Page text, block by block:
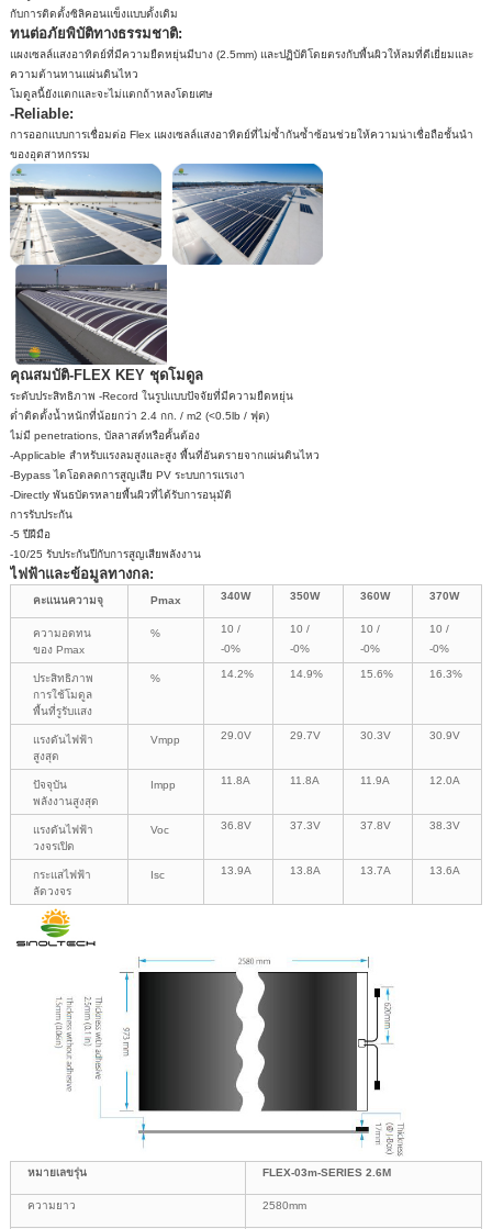
กับการติดตั้งซิลิคอนแข็งแบบดั้งเดิม
ทนต่อภัยพิบัติทางธรรมชาติ:
แผงเซลล์แสงอาทิตย์ที่มีความยืดหยุ่นมีบาง (2.5mm) และปฏิบัติโดยตรงกับพื้นผิวให้ลมที่ดีเยี่ยมและ
ความต้านทานแผ่นดินไหว
โมดูลนี้ยังแตกและจะไม่แตกถ้าหลงโดยเศษ
-Reliable:
การออกแบบการเชื่อมต่อ Flex แผงเซลล์แสงอาทิตย์ที่ไม่ซ้ำกันซ้ำซ้อนช่วยให้ความน่าเชื่อถือชั้นนำ
ของอุตสาหกรรม
คุณสมบัติ-FLEX KEY ชุดโมดูล
ระดับประสิทธิภาพ -Record ในรูปแบบปัจจัยที่มีความยืดหยุ่น
ต่ำติดตั้งน้ำหนักที่น้อยกว่า 2.4 กก. / m2 (<0.5lb / ฟุต)
ไม่มี penetrations, บัลลาสต์หรือคั้นต้อง
-Applicable สำหรับแรงลมสูงและสูง พื้นที่อันตรายจากแผ่นดินไหว
-Bypass ไดโอดลดการสูญเสีย PV ระบบการแรเงา
-Directly พันธบัตรหลายพื้นผิวที่ได้รับการอนุมัติ
การรับประกัน
-5 ปีฝีมือ
-10/25 รับประกันปีกับการสูญเสียพลังงาน
ไฟฟ้าและข้อมูลทางกล:
คะแนนความจุ Pmax 340W 350W 360W 370W
ความอดทน
ของ Pmax
%
10 /
-0%
10 /
-0%
10 /
-0%
10 /
-0%
ประสิทธิภาพ
การใช้โมดูล
พื้นที่รูรับแสง
% 14.2% 14.9% 15.6% 16.3%
แรงดันไฟฟ้า
สูงสุด
Vmpp 29.0V 29.7V 30.3V 30.9V
ปัจจุบัน
พลังงานสูงสุด
Impp 11.8A 11.8A 11.9A 12.0A
แรงดันไฟฟ้า
วงจรเปิด
Voc 36.8V 37.3V 37.8V 38.3V
กระแสไฟฟ้า
ลัดวงจร
Isc 13.9A 13.8A 13.7A 13.6A
หมายเลขรุ่น FLEX-03m-SERIES 2.6M
ความยาว 2580mm